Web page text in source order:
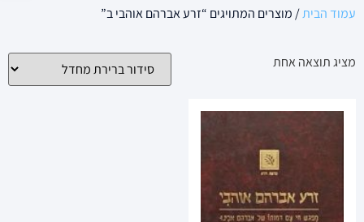
עמוד הבית/ מוצרים המתויגים “זרע אברהם אוהבי ב”
מציג תוצאה אחת